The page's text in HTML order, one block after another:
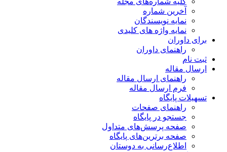
آخرین شماره
نمایه نویسندگان
نمایه واژه های کلیدی
برای داوران
راهنمای داوران
ثبت نام
ارسال مقاله
راهنمای ارسال مقاله
فرم ارسال مقاله
تسهیلات پایگاه
راهنمای صفحات
جستجو در پایگاه
صفحه پرسش‌های متداول
صفحه برترین‌های پایگاه
اطلاع‌رسانی به دوستان